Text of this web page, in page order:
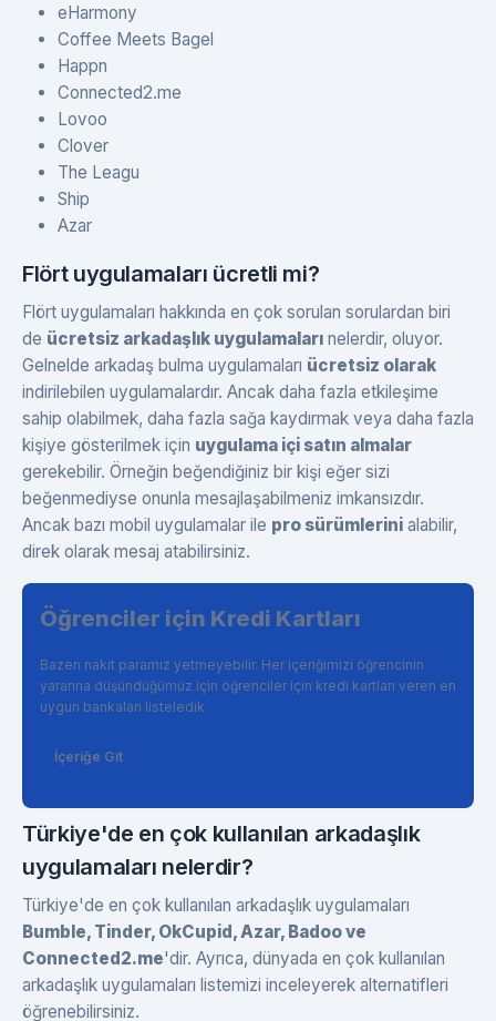
eHarmony
Coffee Meets Bagel
Happn
Connected2.me
Lovoo
Clover
The Leagu
Ship
Azar
Flört uygulamaları ücretli mi?
Flört uygulamaları hakkında en çok sorulan sorulardan biri
de ücretsiz arkadaşlık uygulamaları nelerdir, oluyor.
Gelnelde arkadaş bulma uygulamaları ücretsiz olarak
indirilebilen uygulamalardır. Ancak daha fazla etkileşime
sahip olabilmek, daha fazla sağa kaydırmak veya daha fazla
kişiye gösterilmek için uygulama içi satın almalar
gerekebilir. Örneğin beğendiğiniz bir kişi eğer sizi
beğenmediyse onunla mesajlaşabilmeniz imkansızdır.
Ancak bazı mobil uygulamalar ile pro sürümlerini alabilir,
direk olarak mesaj atabilirsiniz.
Öğrenciler için Kredi Kartları
Bazen nakit paramız yetmeyebilir. Her içeriğimizi öğrencinin
yararına düşündüğümüz için öğrenciler için kredi kartları veren en
uygun bankaları listeledik.
İçeriğe Git
Türkiye'de en çok kullanılan arkadaşlık
uygulamaları nelerdir?
Türkiye'de en çok kullanılan arkadaşlık uygulamaları
Bumble, Tinder, OkCupid, Azar, Badoo ve
Connected2.me'dir. Ayrıca, dünyada en çok kullanılan
arkadaşlık uygulamaları listemizi inceleyerek alternatifleri
öğrenebilirsiniz.